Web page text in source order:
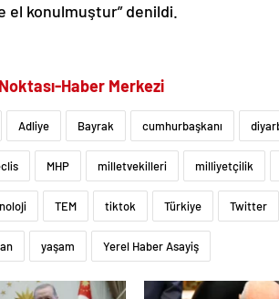
el konulmuştur” denildi.
Haber Merkezi
Adliye Bayrak cumhurbaşkanı
MHP milletvekilleri milliyetçilik
TEM tiktok Türkiye Twitter
yaşam Yerel Haber Asayiş